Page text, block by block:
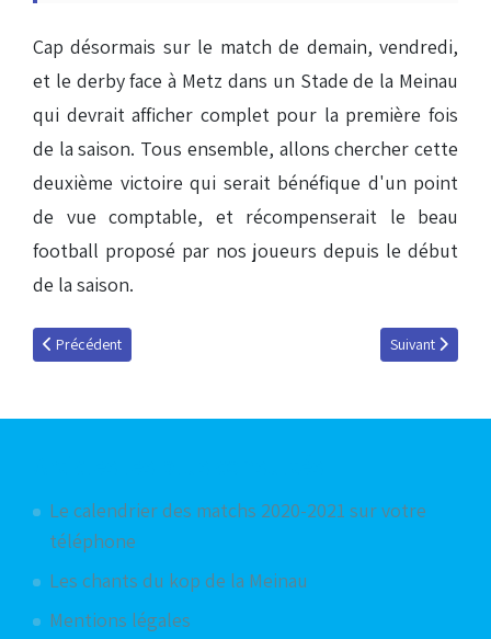
Cap désormais sur le match de demain, vendredi,
et le derby face à Metz dans un Stade de la Meinau
qui devrait afficher complet pour la première fois
de la saison. Tous ensemble, allons chercher cette
deuxième victoire qui serait bénéfique d'un point
de vue comptable, et récompenserait le beau
football proposé par nos joueurs depuis le début
de la saison.
Article précédent : Idées cadeaux de dernière minute
Précédent Article suivant :
Suivant
Le calendrier des matchs 2020-2021 sur votre
téléphone
Les chants du kop de la Meinau
Mentions légales